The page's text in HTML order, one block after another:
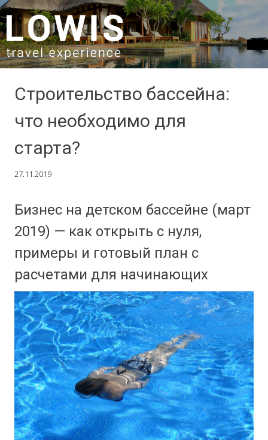
SKIP TO CONTENT
Строительство бассейна:
что необходимо для
старта?
27.11.2019
Бизнес на детском бассейне (март
2019) — как открыть с нуля,
примеры и готовый план с
расчетами для начинающих